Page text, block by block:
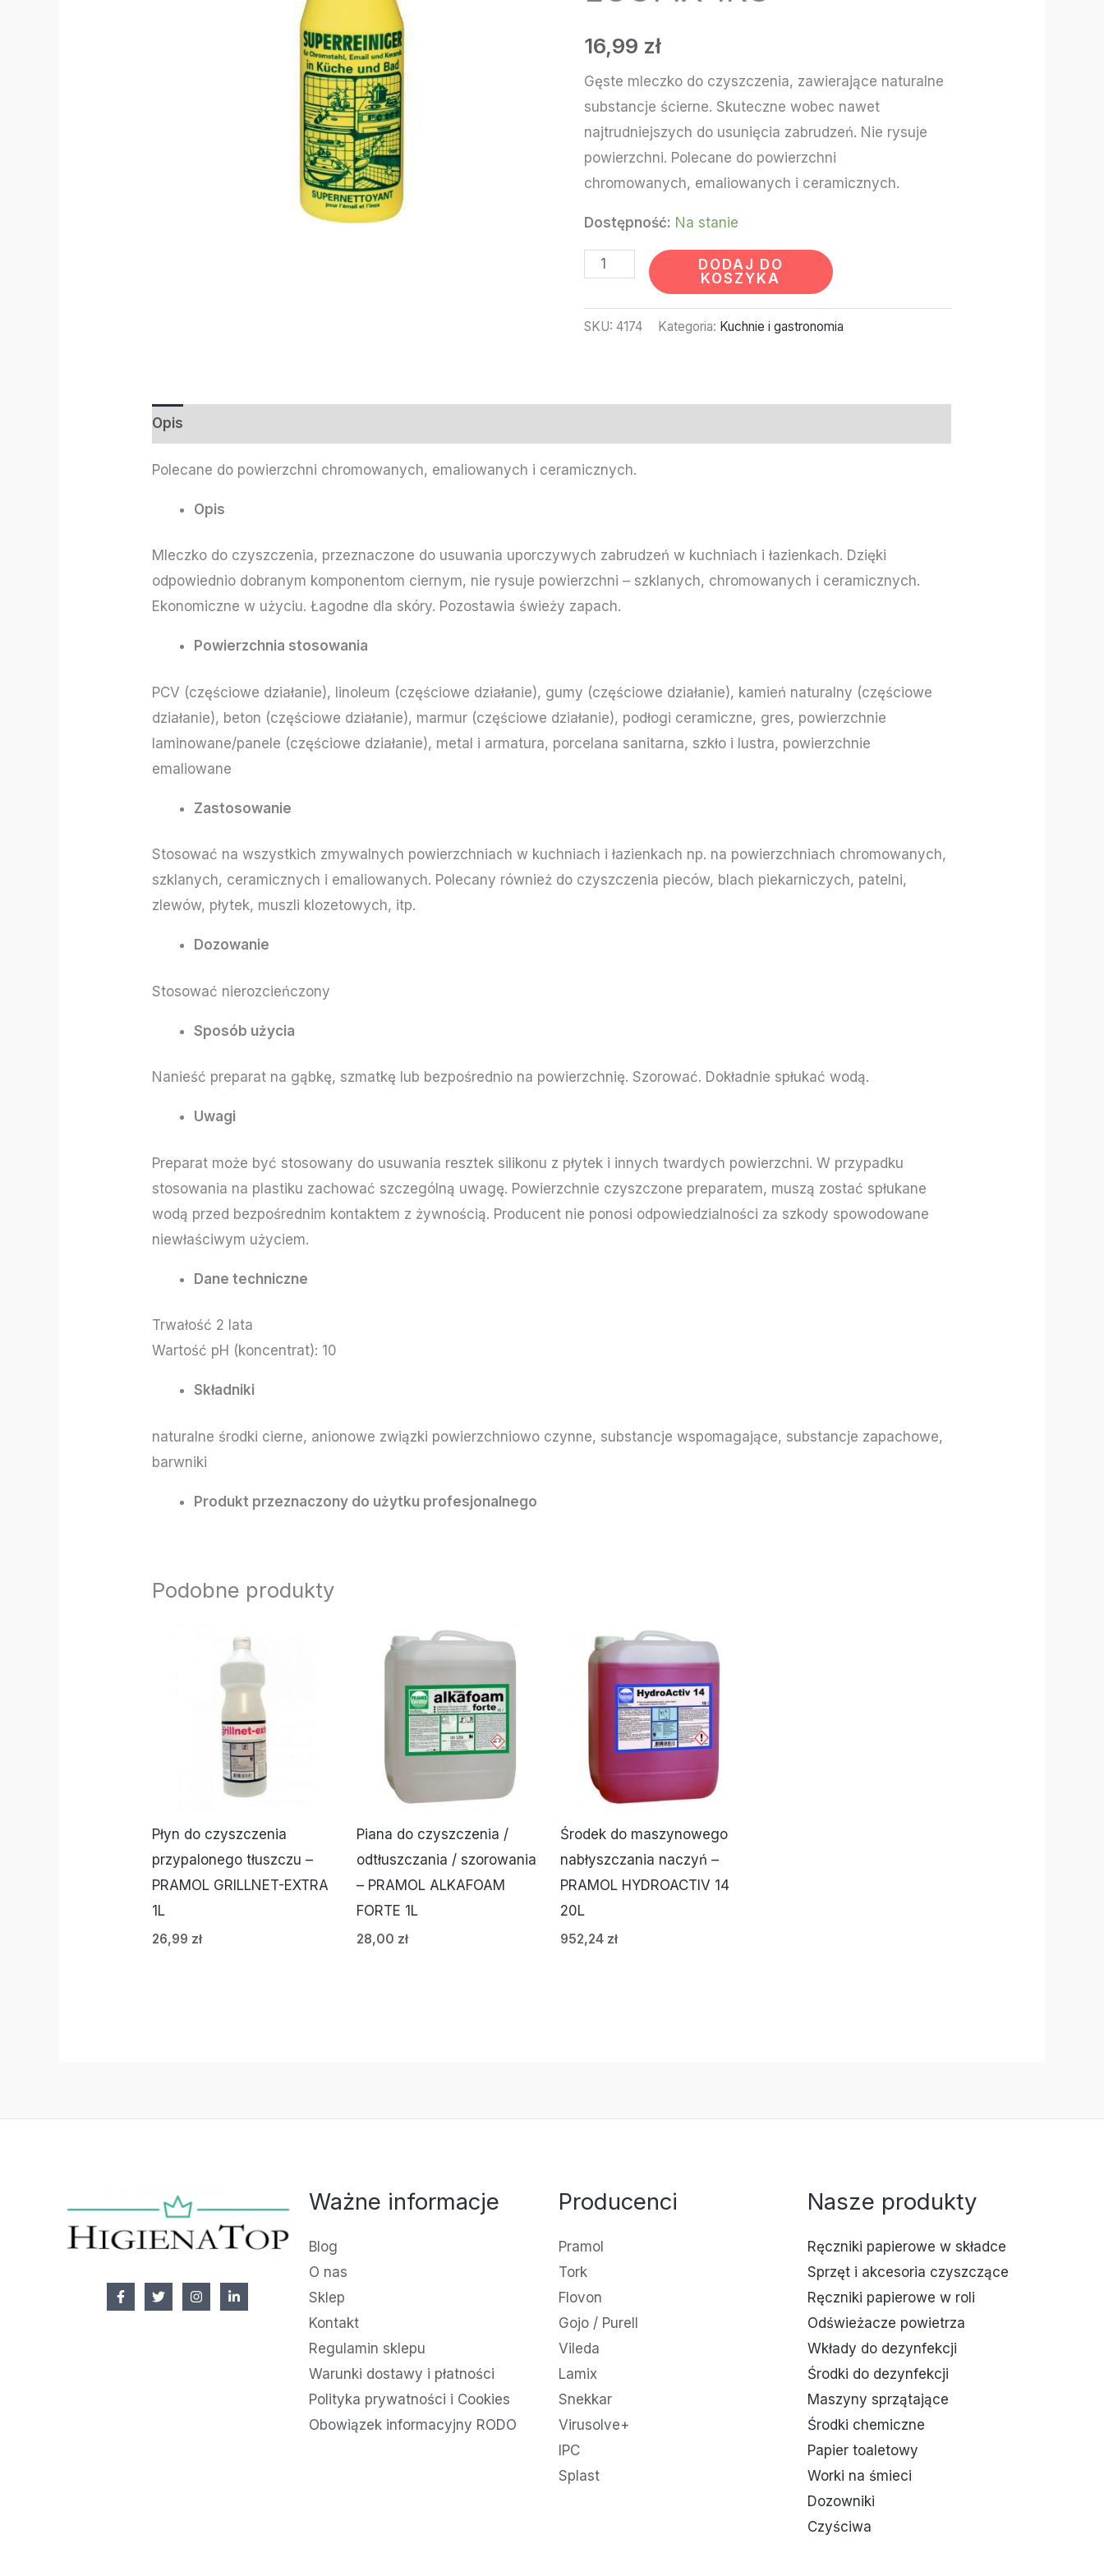
16,99 zł
Gęste mleczko do czyszczenia, zawierające naturalne
substancje ścierne. Skuteczne wobec nawet
najtrudniejszych do usunięcia zabrudzeń. Nie rysuje
powierzchni. Polecane do powierzchni
chromowanych, emaliowanych i ceramicznych.
Dostępność: Na stanie
ECOFIX
DODAJ DO
KOSZYKA
SKU: 4174 Kategoria: Kuchnie i gastronomia
Opis
Polecane do powierzchni chromowanych, emaliowanych i ceramicznych.
Opis
Mleczko do czyszczenia, przeznaczone do usuwania uporczywych zabrudzeń w kuchniach i łazienkach. Dzięki
odpowiednio dobranym komponentom ciernym, nie rysuje powierzchni – szklanych, chromowanych i ceramicznych.
Ekonomiczne w użyciu. Łagodne dla skóry. Pozostawia świeży zapach.
Powierzchnia stosowania
PCV (częściowe działanie), linoleum (częściowe działanie), gumy (częściowe działanie), kamień naturalny (częściowe
działanie), beton (częściowe działanie), marmur (częściowe działanie), podłogi ceramiczne, gres, powierzchnie
laminowane/panele (częściowe działanie), metal i armatura, porcelana sanitarna, szkło i lustra, powierzchnie
emaliowane
Zastosowanie
Stosować na wszystkich zmywalnych powierzchniach w kuchniach i łazienkach np. na powierzchniach chromowanych,
szklanych, ceramicznych i emaliowanych. Polecany również do czyszczenia pieców, blach piekarniczych, patelni,
zlewów, płytek, muszli klozetowych, itp.
Dozowanie
Stosować nierozcieńczony
Sposób użycia
Nanieść preparat na gąbkę, szmatkę lub bezpośrednio na powierzchnię. Szorować. Dokładnie spłukać wodą.
Uwagi
Preparat może być stosowany do usuwania resztek silikonu z płytek i innych twardych powierzchni. W przypadku
stosowania na plastiku zachować szczególną uwagę. Powierzchnie czyszczone preparatem, muszą zostać spłukane
wodą przed bezpośrednim kontaktem z żywnością. Producent nie ponosi odpowiedzialności za szkody spowodowane
niewłaściwym użyciem.
Dane techniczne
Trwałość 2 lata
Wartość pH (koncentrat): 10
Składniki
naturalne środki cierne, anionowe związki powierzchniowo czynne, substancje wspomagające, substancje zapachowe,
barwniki
Produkt przeznaczony do użytku profesjonalnego
Podobne produkty
Płyn do czyszczenia
przypalonego tłuszczu –
PRAMOL GRILLNET-EXTRA
1L
26,99 zł
Piana do czyszczenia /
odtłuszczania / szorowania
– PRAMOL ALKAFOAM
FORTE 1L
28,00 zł
Środek do maszynowego
nabłyszczania naczyń –
PRAMOL HYDROACTIV 14
20L
952,24 zł
Ważne informacje
Blog
O nas
Sklep
Kontakt
Regulamin sklepu
Warunki dostawy i płatności
Polityka prywatności i Cookies
Obowiązek informacyjny RODO
Producenci
Pramol
Tork
Flovon
Gojo / Purell
Vileda
Lamix
Snekkar
Virusolve+
IPC
Splast
Nasze produkty
Ręczniki papierowe w składce
Sprzęt i akcesoria czyszczące
Ręczniki papierowe w roli
Odświeżacze powietrza
Wkłady do dezynfekcji
Środki do dezynfekcji
Maszyny sprzątające
Środki chemiczne
Papier toaletowy
Worki na śmieci
Dozowniki
Czyściwa